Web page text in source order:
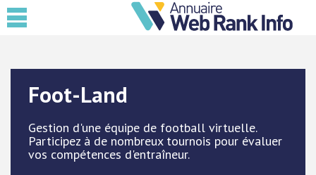
Foot-Land
Gestion d'une équipe de football virtuelle.
Participez à de nombreux tournois pour évaluer
vos compétences d'entraîneur.